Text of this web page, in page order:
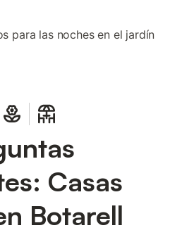
para las noches en el jardín
Casas
Botarell